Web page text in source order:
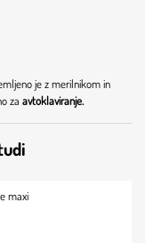
je z merilnikom in
za avtoklaviranje.
maxi